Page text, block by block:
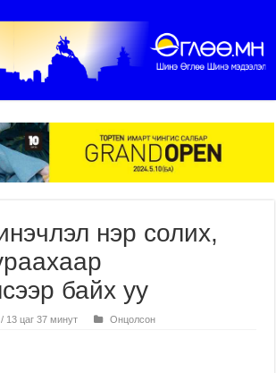
нэр солих,
байх уу
13 цаг 37 минут Онцолсон